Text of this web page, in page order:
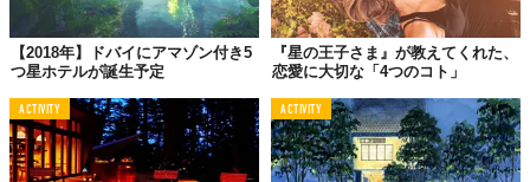
【2018年】ドバイにアマゾン付き5
つ星ホテルが誕生予定
『星の王子さま』が教えてくれた、
恋愛に大切な「4つのコト」
ACTIVITY ACTIVITY